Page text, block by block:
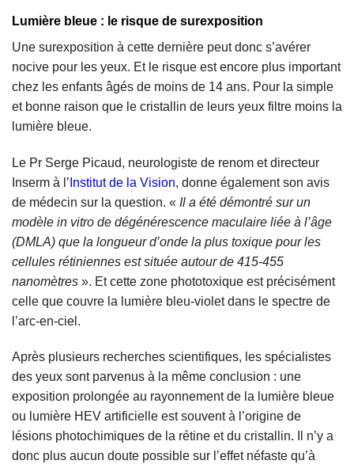
Lumière bleue : le risque de surexposition
Une surexposition à cette dernière peut donc s’avérer
nocive pour les yeux. Et le risque est encore plus important
chez les enfants âgés de moins de 14 ans. Pour la simple
et bonne raison que le cristallin de leurs yeux filtre moins la
lumière bleue.
Le Pr Serge Picaud, neurologiste de renom et directeur
Inserm à l ’Institut de la Vision, donne également son avis
de médecin sur la question. « Il a été démontré sur un
modèle in vitro de dégénérescence maculaire liée à l’âge
(DMLA) que la longueur d’onde la plus toxique pour les
cellules rétiniennes est située autour de 415-455
nanomètres ». Et cette zone phototoxique est précisément
celle que couvre la lumière bleu-violet dans le spectre de
l’arc-en-ciel.
Après plusieurs recherches scientifiques, les spécialistes
des yeux sont parvenus à la même conclusion : une
exposition prolongée au rayonnement de la lumière bleue
ou lumière HEV artificielle est souvent à l’origine de
lésions photochimiques de la rétine et du cristallin. Il n’y a
donc plus aucun doute possible sur l’effet néfaste qu’à